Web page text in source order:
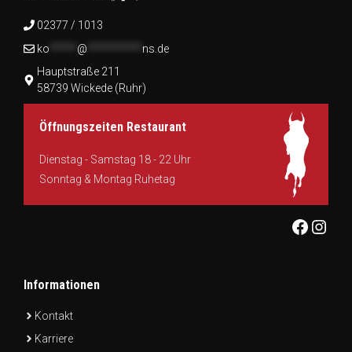
02377 / 1013
ko
@
ns.de
Hauptstraße 211
58739 Wickede (Ruhr)
Informationen
Kontakt
Karriere
Öffnungszeiten Restaurant
Dienstag - Samstag 18 - 22 Uhr
Sonntag & Montag Ruhetag